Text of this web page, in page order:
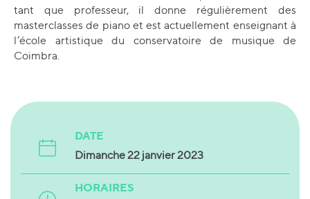
tant que professeur, il donne régulièrement des
masterclasses de piano et est actuellement enseignant à
l’école artistique du conservatoire de musique de
Coimbra.
DATE
Dimanche 22 janvier 2023
HORAIRES